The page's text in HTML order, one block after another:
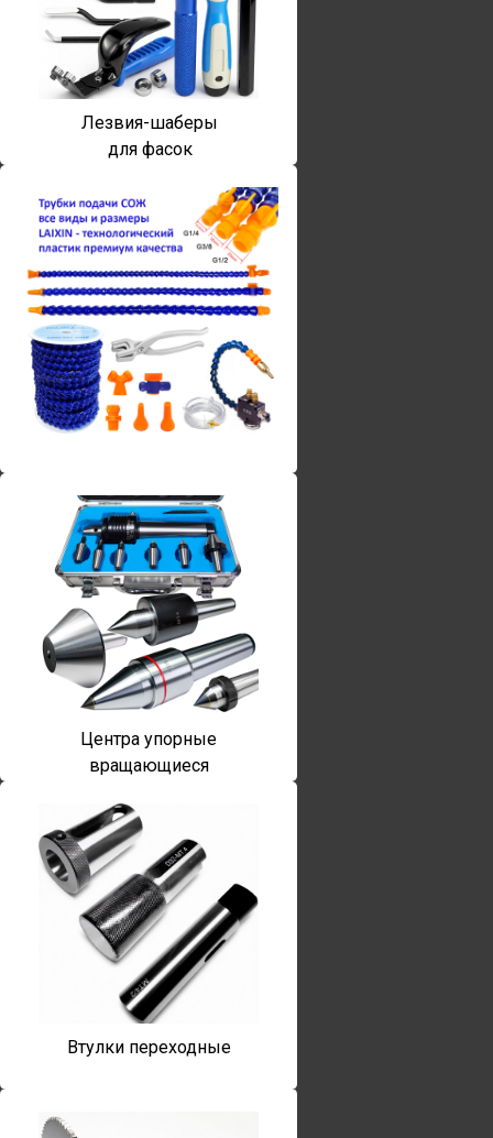
Лезвия-шаберы
для фасок
Винты torx
Центра упорные
вращающиеся
Втулки переходные